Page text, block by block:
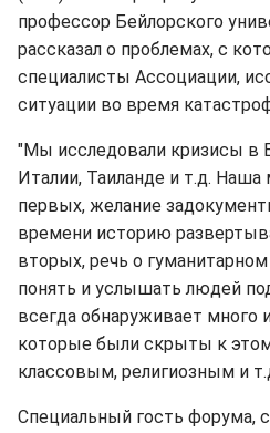
профессор Бейлорского
рассказал о проблемах, с
специалисты Ассоциации,
ситуации во время
"Мы исследовали кризисы в
Италии, Таиланде и т.д.
первых, желание
времени историю
вторых, речь о
понять и услышать людей
всегда обнаруживает много
которые были скрыты к
классовым, религиозным и
Специальный гость форума,